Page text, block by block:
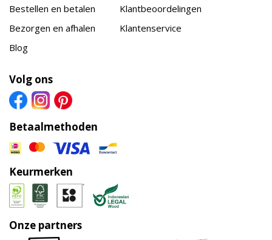
Bestellen en betalen
Bezorgen en afhalen
Blog
Klantbeoordelingen
Klantenservice
Volg ons
Betaalmethoden
Keurmerken
Onze partners